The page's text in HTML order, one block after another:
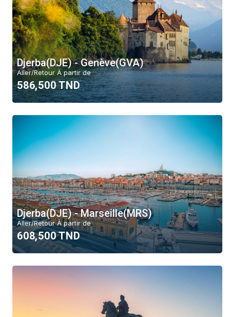
De
-
Vers
-
Aller/Retour
Mois
Août
Juillet
Budget
6000 TND
Région
Djerba(DJE) - Genève(GVA)
Aller/Retour À partir de
586,500 TND
Djerba(DJE) - Marseille(MRS)
Aller/Retour À partir de
608,500 TND